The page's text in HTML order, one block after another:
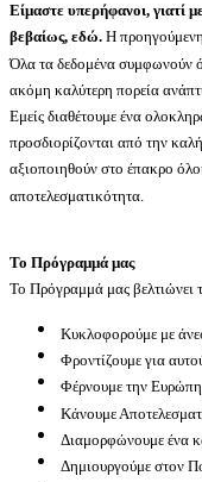
Είμαστε υπερήφανοι, γιατί
βεβαίως, εδώ. Η προηγούμενη
Όλα τα δεδομένα συμφωνούν
ακόμη καλύτερη πορεία
Εμείς διαθέτουμε ένα
προσδιορίζονται από την
αξιοποιηθούν στο έπακρο
αποτελεσματικότητα.
Το Πρόγραμμά μας
Το Πρόγραμμά μας βελτιώνει
Κυκλοφορούμε με
Φροντίζουμε για
Φέρνουμε την
Κάνουμε
Διαμορφώνουμε ένα
Δημιουργούμε στον